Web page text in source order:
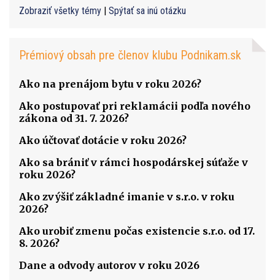
Zobraziť všetky témy | Spýtať sa inú otázku
Prémiový obsah pre členov klubu Podnikam.sk
Ako na prenájom bytu v roku 2026?
Ako postupovať pri reklamácii podľa nového
zákona od 31. 7. 2026?
Ako účtovať dotácie v roku 2026?
Ako sa brániť v rámci hospodárskej súťaže v
roku 2026?
Ako zvýšiť základné imanie v s.r.o. v roku
2026?
Ako urobiť zmenu počas existencie s.r.o. od 17.
8. 2026?
Dane a odvody autorov v roku 2026